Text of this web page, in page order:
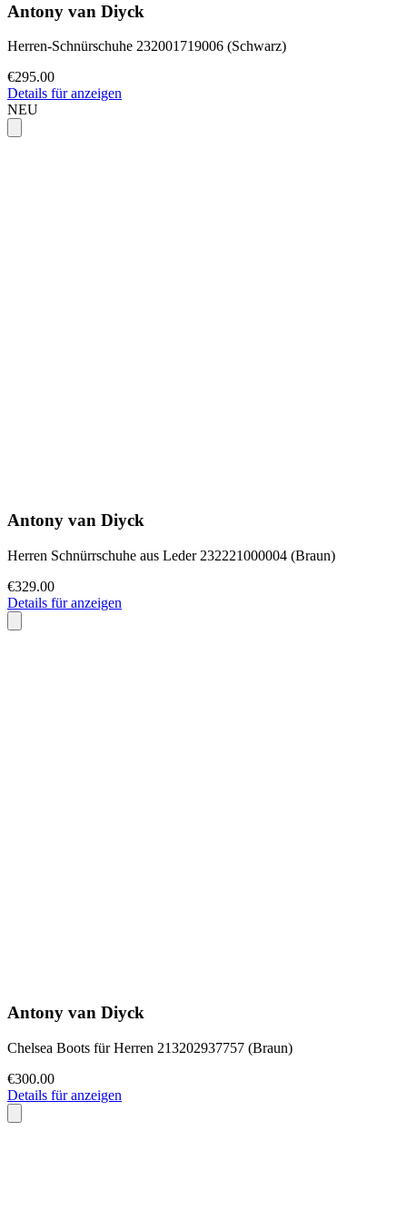
Antony van Diyck
Herren-Schnürschuhe 232001719006 (Schwarz)
€295.00
Details für anzeigen
NEU
Antony van Diyck
Herren Schnürrschuhe aus Leder 232221000004 (Braun)
€329.00
Details für anzeigen
Antony van Diyck
Chelsea Boots für Herren 213202937757 (Braun)
€300.00
Details für anzeigen